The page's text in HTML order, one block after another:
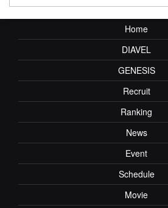
Home
DIAVEL
GENESIS
Recruit
Ranking
News
Event
Schedule
Movie